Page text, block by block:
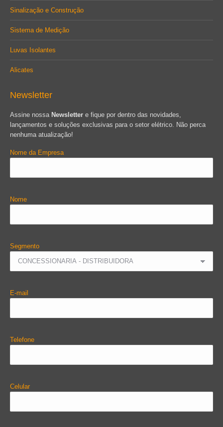
Sinalização e Construção
Sistema de Medição
Luvas Isolantes
Alicates
Newsletter
Assine nossa Newsletter e fique por dentro das novidades,
lançamentos e soluções exclusivas para o setor elétrico. Não perca
nenhuma atualização!
Nome da Empresa
Nome
Segmento
E-mail
Telefone
Celular